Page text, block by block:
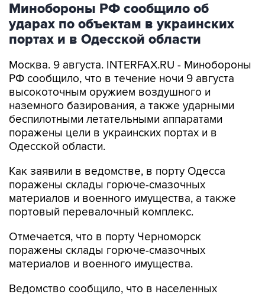
Минобороны РФ сообщило об
ударах по объектам в украинских
портах и в Одесской области
Москва. 9 августа. INTERFAX.RU - Минобороны
РФ сообщило, что в течение ночи 9 августа
высокоточным оружием воздушного и
наземного базирования, а также ударными
беспилотными летательными аппаратами
поражены цели в украинских портах и в
Одесской области.
Как заявили в ведомстве, в порту Одесса
поражены склады горюче-смазочных
материалов и военного имущества, а также
портовый перевалочный комплекс.
Отмечается, что в порту Черноморск
поражены склады горюче-смазочных
материалов и военного имущества.
Ведомство сообщило, что в населенных